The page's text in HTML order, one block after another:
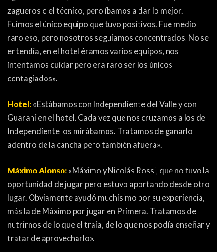
zagueros o el técnico, pero íbamos a dar lo mejor.
Fuimos el único equipo que tuvo positivos. Fue medio
raro eso, pero nosotros seguíamos concentrados. No se
entendía, en el hotel éramos varios equipos, nos
intentamos cuidar pero era raro ser los únicos
contagiados».
Hotel: «Estábamos con Independiente del Valle y con
Guaraní en el hotel. Cada vez que nos cruzamos a los de
Independiente los mirábamos. Tratamos de ganarlo
adentro de la cancha pero también afuera».
Máximo Alonso: «Máximo y Nicolás Rossi, que no tuvo la
oportunidad de jugar pero estuvo aportando desde otro
lugar. Obviamente ayudó muchísimo por su experiencia,
más la de Máximo por jugar en Primera. Tratamos de
nutrirnos de lo que el traía, de lo que nos podía enseñar y
tratar de aprovecharlo».